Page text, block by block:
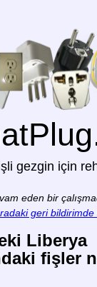
gezgin için
eden bir
geri bildirimde
Liberya
fişler